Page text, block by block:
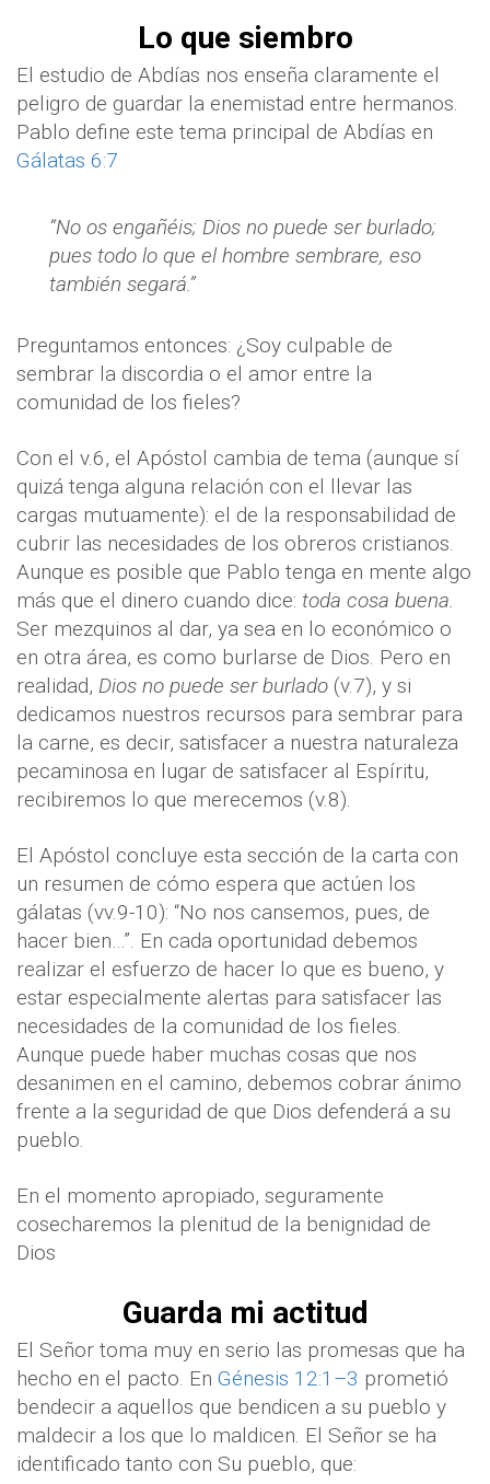
Lo que siembro
El estudio de Abdías nos enseña claramente el
peligro de guardar la enemistad entre hermanos.
Pablo define este tema principal de Abdías en
Gálatas 6:7
“No os engañéis; Dios no puede ser burlado;
pues todo lo que el hombre sembrare, eso
también segará.”
Preguntamos entonces: ¿Soy culpable de
sembrar la discordia o el amor entre la
comunidad de los fieles?
Con el v.6, el Apóstol cambia de tema (aunque sí
quizá tenga alguna relación con el llevar las
cargas mutuamente): el de la responsabilidad de
cubrir las necesidades de los obreros cristianos.
Aunque es posible que Pablo tenga en mente algo
más que el dinero cuando dice: toda cosa buena.
Ser mezquinos al dar, ya sea en lo económico o
en otra área, es como burlarse de Dios. Pero en
realidad, Dios no puede ser burlado (v.7), y si
dedicamos nuestros recursos para sembrar para
la carne, es decir, satisfacer a nuestra naturaleza
pecaminosa en lugar de satisfacer al Espíritu,
recibiremos lo que merecemos (v.8).
El Apóstol concluye esta sección de la carta con
un resumen de cómo espera que actúen los
gálatas (vv.9-10): “No nos cansemos, pues, de
hacer bien…”. En cada oportunidad debemos
realizar el esfuerzo de hacer lo que es bueno, y
estar especialmente alertas para satisfacer las
necesidades de la comunidad de los fieles.
Aunque puede haber muchas cosas que nos
desanimen en el camino, debemos cobrar ánimo
frente a la seguridad de que Dios defenderá a su
pueblo.
En el momento apropiado, seguramente
cosecharemos la plenitud de la benignidad de
Dios
Guarda mi actitud
El Señor toma muy en serio las promesas que ha
hecho en el pacto. En Génesis 12:1–3 prometió
bendecir a aquellos que bendicen a su pueblo y
maldecir a los que lo maldicen. El Señor se ha
identificado tanto con Su pueblo, que: